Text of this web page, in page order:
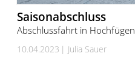
Saisonabschluss
Abschlussfahrt in Hochfügen
10.04.2023 Julia Sauer